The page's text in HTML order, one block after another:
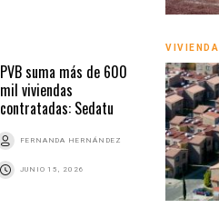
PVB suma más de 600
mil viviendas
contratadas: Sedatu
FERNANDA HERNÁNDEZ
JUNIO 15, 2026
VIVIENDA